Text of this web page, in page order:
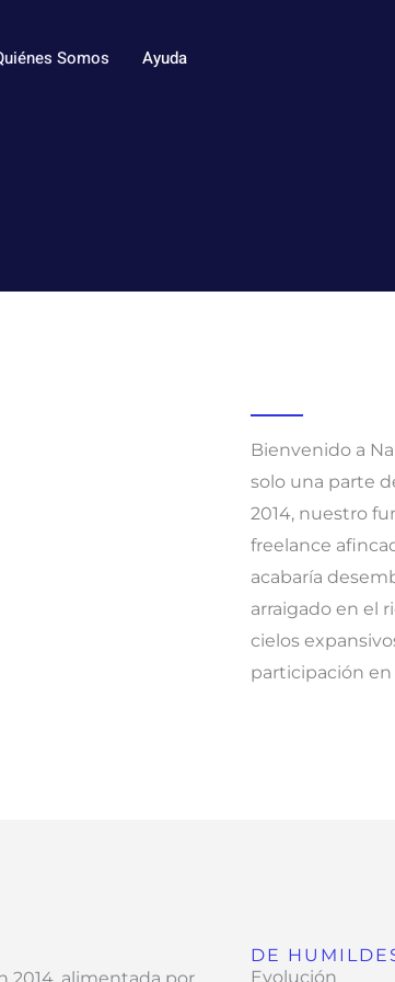
Somos Ayuda
Bienvenido a
solo una parte
2014, nuestro
freelance
acabaría
arraigado en el
cielos
participación en
DE
Evolución